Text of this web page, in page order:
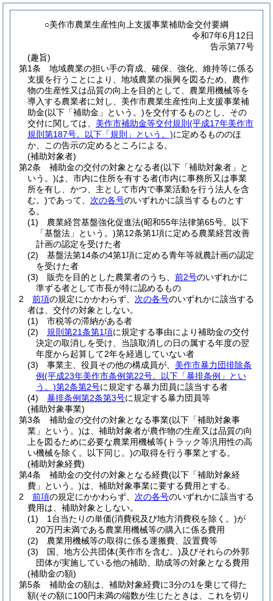
○美作市農業生産性向上支援事業補助金交付要綱
令和7年6月12日
告示第77号
(趣旨)
第1条
地域農業の担い手の育成、確保、強化、維持等に係る
支援を行うことにより、地域農業の振興を図るため、農作
物の生産性又は品質の向上を目的として、農業用機械等を
導入する農業者に対し、美作市農業生産性向上支援事業補
助金(以下「補助金」という。)を交付するものとし、その
交付に関しては、 美作市補助金等交付規則 (平成17年美作市
規則第187号。以下「規則」という。)に定めるもののほ
か、この告示の定めるところによる。
(補助対象者)
第2条
補助金の交付の対象となる者(以下「補助対象者」と
いう。)は、市内に住所を有する者(市内に事務所又は事業
所を有し、かつ、主として市内で事業活動を行う法人を含
む。)であって、 次の各号のいずれかに該当するものとす
る。
(1)
農業経営基盤強化促進法(昭和55年法律第65号。以下
「基盤法」という。)第12条第1項に定める農業経営改善
計画の認定を受けた者
(2)
基盤法第14条の4第1項に定める青年等就農計画の認定
を受けた者
(3)
販売を目的とした農業者のうち、 前2号のいずれかに
準ずる者として市長が特に認めるもの
2
前項の規定にかかわらず、 次の各号のいずれかに該当する
者は、交付の対象としない。
(1)
市税等の滞納がある者
(2)
規則第21条第1項に規定する事由により補助金の交付
決定の取消しを受け、当該取消しの日の属する年度の翌
年度から起算して2年を経過していない者
(3)
事業主、役員その他の構成員が、 美作市暴力団排除条
例(平成23年美作市条例第22号。以下「暴排条例」とい
う。)第2条第2号に規定する暴力団員に該当する者
(4)
暴排条例第2条第3号に規定する暴力団員等
(補助対象事業)
第3条
補助金の交付の対象となる事業(以下「補助対象事
業」という。)は、補助対象者が農作物の生産又は品質の向
上を図るために必要な農業用機械等(トラック等汎用性の高
い機械を除く。以下同じ。)の取得を行う事業とする。
(補助対象経費)
第4条
補助金の交付の対象となる経費(以下「補助対象経
費」という。)は、補助対象事業に要する費用とする。
2
前項の規定にかかわらず、 次の各号のいずれかに該当する
費用は、補助対象としない。
(1)
1台当たりの単価(消費税及び地方消費税を除く。)が
20万円未満である農業用機械等の購入に係る費用
(2)
農業用機械等の取得に係る運搬費、設置費等
(3)
国、地方公共団体(美作市を含む。)及びそれらの外郭
団体が実施している他の補助、助成等の対象となる費用
(補助金の額)
第5条
補助金の額は、補助対象経費に3分の1を乗じて得た
額(その額に100円未満の端数が生じたときは、これを切り